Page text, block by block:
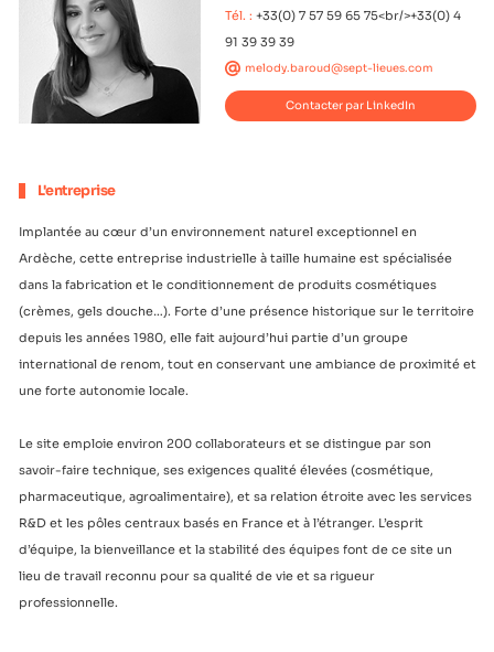
Tél. : +33(0) 7 57 59 65 75<br/>+33(0) 4
91 39 39 39
melody.baroud@sept-lieues.com
Contacter par LinkedIn
L'entreprise
Implantée au cœur d’un environnement naturel exceptionnel en
Ardèche, cette entreprise industrielle à taille humaine est spécialisée
dans la fabrication et le conditionnement de produits cosmétiques
(crèmes, gels douche…). Forte d’une présence historique sur le territoire
depuis les années 1980, elle fait aujourd’hui partie d’un groupe
international de renom, tout en conservant une ambiance de proximité et
une forte autonomie locale.
Le site emploie environ 200 collaborateurs et se distingue par son
savoir-faire technique, ses exigences qualité élevées (cosmétique,
pharmaceutique, agroalimentaire), et sa relation étroite avec les services
R&D et les pôles centraux basés en France et à l’étranger. L’esprit
d’équipe, la bienveillance et la stabilité des équipes font de ce site un
lieu de travail reconnu pour sa qualité de vie et sa rigueur
professionnelle.